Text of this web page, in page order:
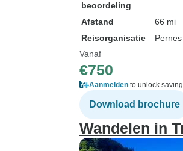
beoordeling
Afstand
66 mi
Reisorganisatie
Pernes
Vanaf
€750
Aanmelden to unlock
Download brochure
Wandelen in